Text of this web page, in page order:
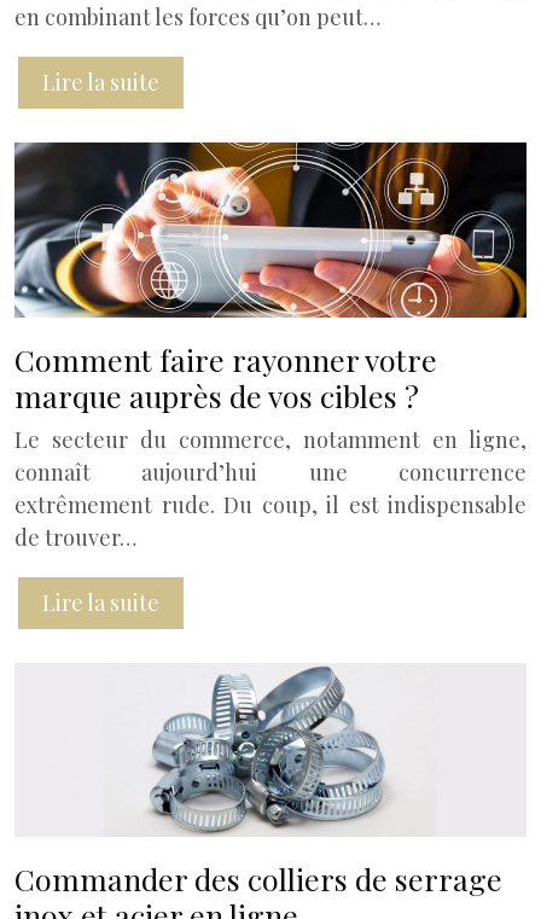
en combinant les forces qu’on peut…
Lire la suite
Comment faire rayonner votre
marque auprès de vos cibles ?
Le secteur du commerce, notamment en ligne,
connaît aujourd’hui une concurrence
extrêmement rude. Du coup, il est indispensable
de trouver…
Lire la suite
Commander des colliers de serrage